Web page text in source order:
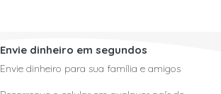
Envie dinheiro em segundos
Envie dinheiro para sua família e amigos